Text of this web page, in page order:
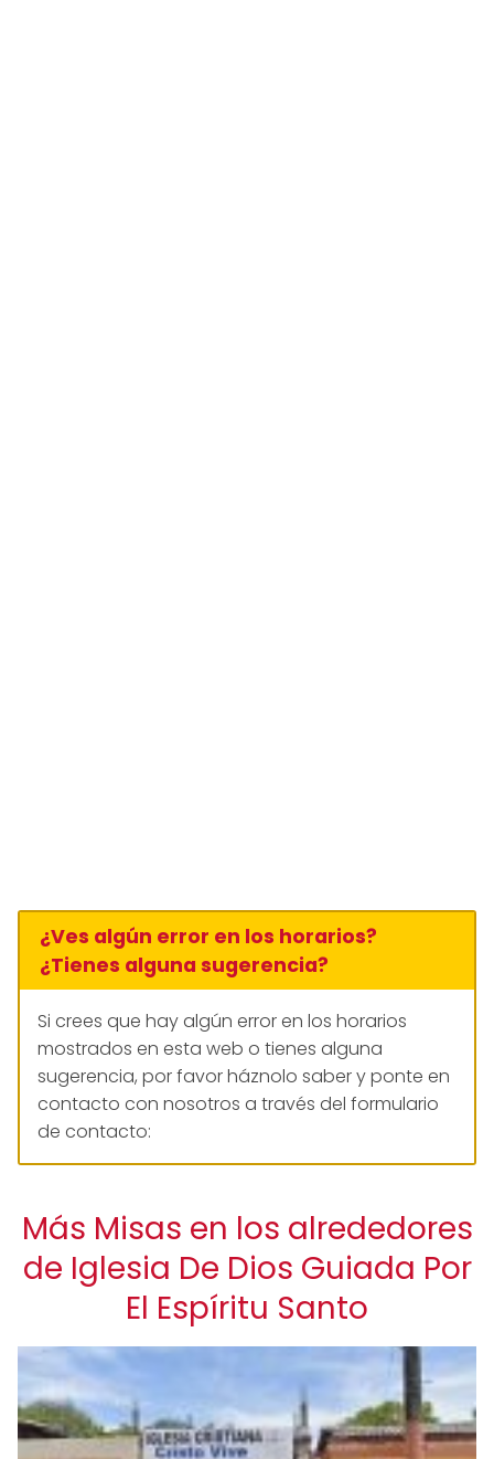
¿Ves algún error en los horarios?
¿Tienes alguna sugerencia?
Si crees que hay algún error en los horarios
mostrados en esta web o tienes alguna
sugerencia, por favor háznolo saber y ponte en
contacto con nosotros a través del formulario
de contacto:
Más Misas en los alrededores
de Iglesia De Dios Guiada Por
El Espíritu Santo